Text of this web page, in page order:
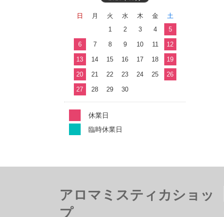
日 月 火 水 木 金
土
1
2 3 4 5
6 7 8 9 10 11 12
13 14 15 16 17 18 19
20 21 22 23 24 25 26
27 28 29 30
休業日
臨時休業日
アロマミスティカショッ
プ